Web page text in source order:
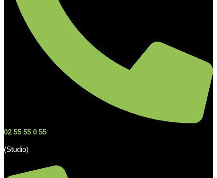
02 55 55 0 55
(Studio)